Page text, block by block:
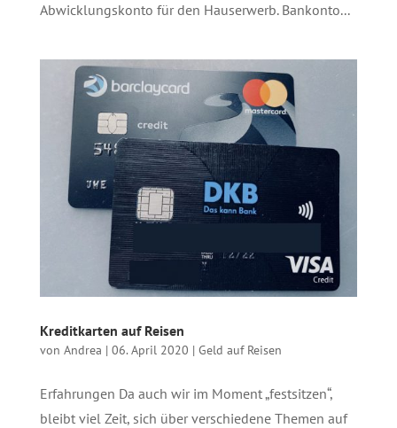
Abwicklungskonto für den Hauserwerb. Bankonto...
Kreditkarten auf Reisen
von Andrea | 06. April 2020 | Geld auf Reisen
Erfahrungen Da auch wir im Moment „festsitzen“,
bleibt viel Zeit, sich über verschiedene Themen auf